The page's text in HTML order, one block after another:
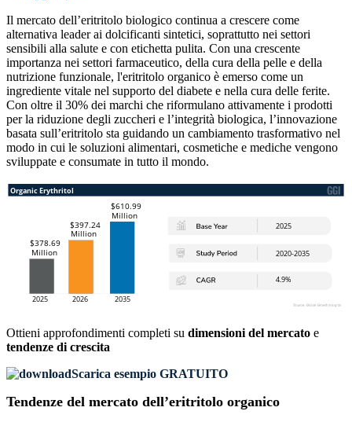
Il mercato dell’eritritolo biologico continua a crescere come
alternativa leader ai dolcificanti sintetici, soprattutto nei settori
sensibili alla salute e con etichetta pulita. Con una crescente
importanza nei settori farmaceutico, della cura della pelle e della
nutrizione funzionale, l'eritritolo organico è emerso come un
ingrediente vitale nel supporto del diabete e nella cura delle ferite.
Con oltre il 30% dei marchi che riformulano attivamente i prodotti
per la riduzione degli zuccheri e l’integrità biologica, l’innovazione
basata sull’eritritolo sta guidando un cambiamento trasformativo nel
modo in cui le soluzioni alimentari, cosmetiche e mediche vengono
sviluppate e consumate in tutto il mondo.
Ottieni approfondimenti completi su dimensioni del mercato e
tendenze di crescita
Scarica esempio GRATUITO
Tendenze del mercato dell’eritritolo organico